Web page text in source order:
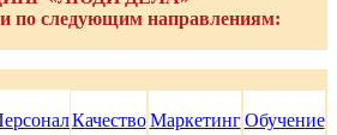
по следующим направлениям:
Качество Маркетинг Обучение